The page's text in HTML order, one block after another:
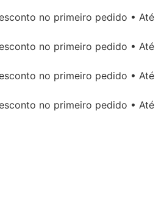
no primeiro pedido • Até
no primeiro pedido • Até
no primeiro pedido • Até
no primeiro pedido • Até